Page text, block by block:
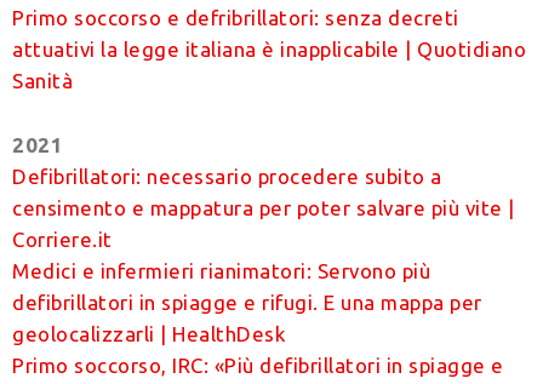
Primo soccorso e defribrillatori: senza decreti
attuativi la legge italiana è inapplicabile | Quotidiano
Sanità
2021
Defibrillatori: necessario procedere subito a
censimento e mappatura per poter salvare più vite |
Corriere.it
Medici e infermieri rianimatori: Servono più
defibrillatori in spiagge e rifugi. E una mappa per
geolocalizzarli | HealthDesk
Primo soccorso, IRC: «Più defibrillatori in spiagge e